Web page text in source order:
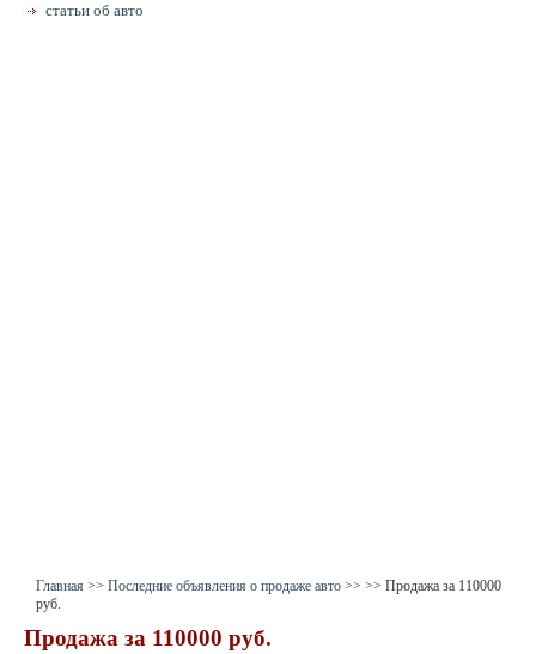
статьи об авто
Главная >> Последние объявления о продаже авто >> >> Продажа за 110000
руб.
Продажа за 110000 руб.